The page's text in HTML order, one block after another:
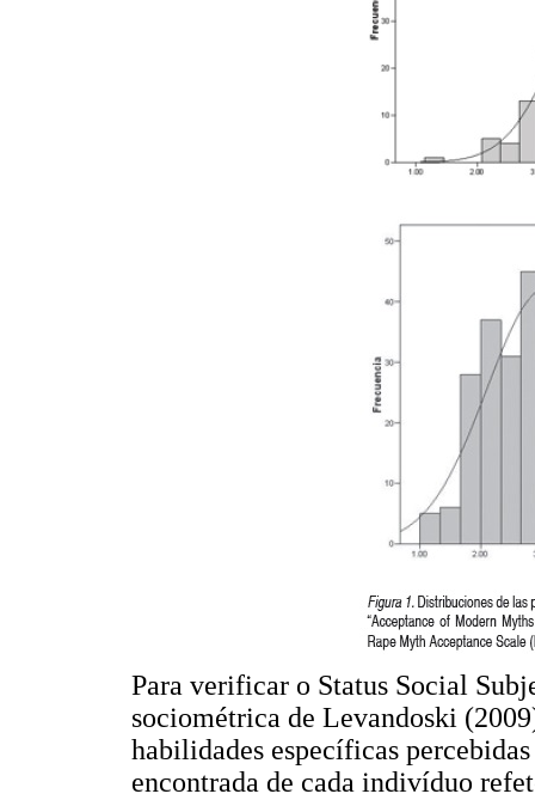
Para verificar o Status Social
sociométrica de Levandoski
habilidades específicas
encontrada de cada indivíduo